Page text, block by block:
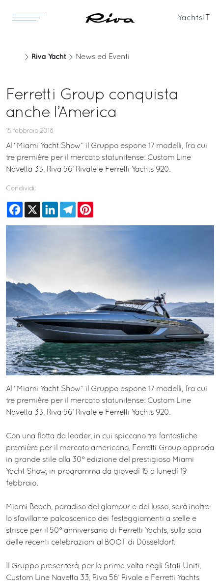
Yachts
Riva Yacht News ed Eventi
Ferretti Group conquista
anche l’America
15 febbraio 2018
Al “Miami Yacht Show” il Gruppo espone 17 modelli, fra cui
tre première per il mercato statunitense: Custom Line
Navetta 33, Riva 56’ Rivale e Ferretti Yachts 920.
Condividi:
Facebook
X LinkedInTelegram
Al “Miami Yacht Show” il Gruppo espone 17 modelli, fra cui
tre première per il mercato statunitense: Custom Line
Navetta 33, Riva 56’ Rivale e Ferretti Yachts 920.
Con una flotta da leader, in cui spiccano tre fantastiche
première per il mercato americano, Ferretti Group approda
in grande stile alla 30° edizione del prestigioso Miami
Yacht Show, in programma da giovedì 15 a lunedì 19
febbraio.
Miami Beach, paradiso del glamour e del lusso, sarà inoltre
lo sfavillante palcoscenico dei festeggiamenti a stelle e
strisce per il 50° anniversario di Ferretti Yachts, sulla scia
delle recenti celebrazioni al BOOT di Düsseldorf.
Il Gruppo presenterà, per la prima volta negli Stati Uniti,
Custom Line Navetta 33, Riva 56’ Rivale e Ferretti Yachts